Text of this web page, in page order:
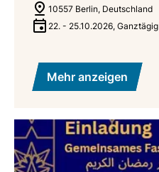
10557 Berlin, Deutschland
22. - 25.10.2026, Ganztägig
Mehr anzeigen